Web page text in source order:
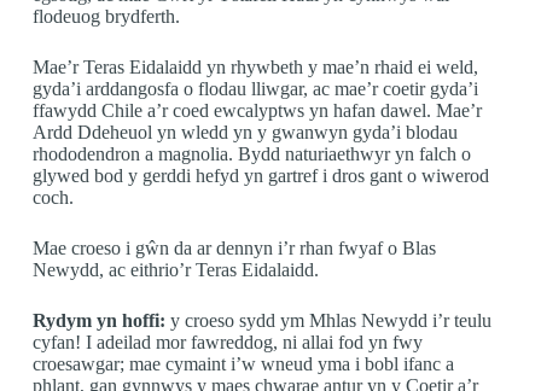
flodeuog brydferth.
Mae’r Teras Eidalaidd yn rhywbeth y mae’n rhaid ei weld,
gyda’i arddangosfa o flodau lliwgar, ac mae’r coetir gyda’i
ffawydd Chile a’r coed ewcalyptws yn hafan dawel. Mae’r
Ardd Ddeheuol yn wledd yn y gwanwyn gyda’i blodau
rhododendron a magnolia. Bydd naturiaethwyr yn falch o
glywed bod y gerddi hefyd yn gartref i dros gant o wiwerod
coch.
Mae croeso i gŵn da ar dennyn i’r rhan fwyaf o Blas
Newydd, ac eithrio’r Teras Eidalaidd.
Rydym yn hoffi: y croeso sydd ym Mhlas Newydd i’r teulu
cyfan! I adeilad mor fawreddog, ni allai fod yn fwy
croesawgar; mae cymaint i’w wneud yma i bobl ifanc a
phlant, gan gynnwys y maes chwarae antur yn y Coetir a’r